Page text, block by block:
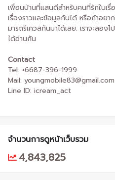
เพื่อนบ้านที่แสนดีสำหรับคนที่รักในเรื่
เรื่องราวและข้อมูลกันได้ หรือถ้าอยาก
มารถรีเควสกันมาได้เลย. เราจะลอง
ได้อ่านกัน
Contact
Tel: +6687-396-1999
Mail: youngmobile83@gmail.com
Line ID: icream_act
จำนวนการดูหน้าเว็บรวม
4,843,825